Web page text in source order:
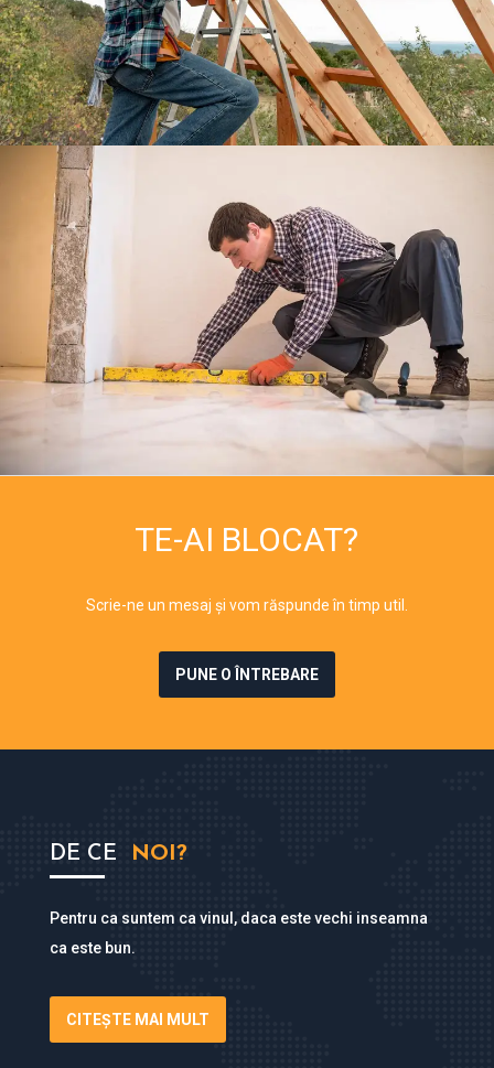
TE-AI BLOCAT?
Scrie-ne un mesaj și vom răspunde în timp util.
PUNE O ÎNTREBARE
DE CE NOI?
Pentru ca suntem ca vinul, daca este vechi inseamna
ca este bun.
CITEȘTE MAI MULT